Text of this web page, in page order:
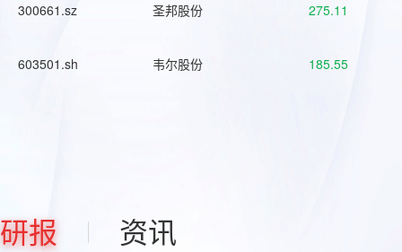
300661.sz 圣邦股份 275.11
603501.sh 韦尔股份 185.55
研报 资讯